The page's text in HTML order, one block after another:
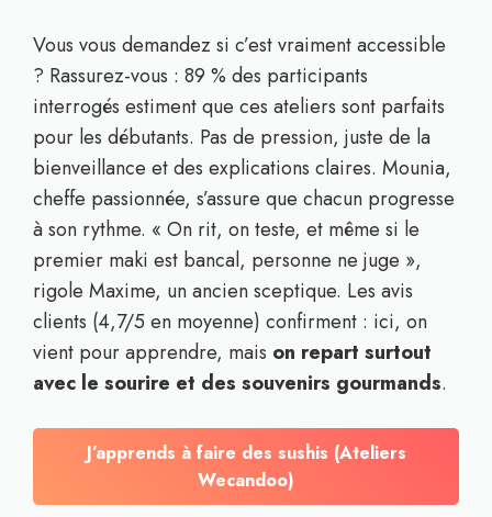
Vous vous demandez si c’est vraiment accessible
? Rassurez-vous : 89 % des participants
interrogés estiment que ces ateliers sont parfaits
pour les débutants. Pas de pression, juste de la
bienveillance et des explications claires. Mounia,
cheffe passionnée, s’assure que chacun progresse
à son rythme. « On rit, on teste, et même si le
premier maki est bancal, personne ne juge »,
rigole Maxime, un ancien sceptique. Les avis
clients (4,7/5 en moyenne) confirment : ici, on
vient pour apprendre, mais on repart surtout
avec le sourire et des souvenirs gourmands.
J’apprends à faire des sushis (Ateliers
Wecandoo)